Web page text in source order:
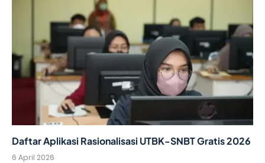
Daftar Aplikasi Rasionalisasi UTBK-SNBT Gratis 2026
6 April 2026